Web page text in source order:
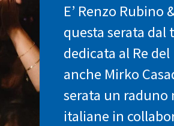
E’ Renzo Rubino
questa serata dal
dedicata al Re
anche Mirko
serata un raduno
italiane in